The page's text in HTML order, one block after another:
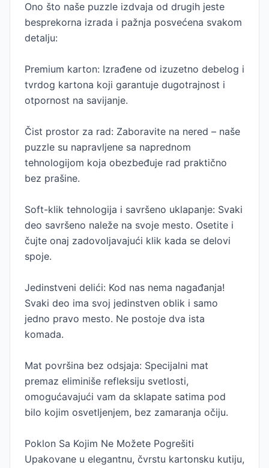
Ono što naše puzzle izdvaja od drugih jeste
besprekorna izrada i pažnja posvećena svakom
detalju:
Premium karton: Izrađene od izuzetno debelog i
tvrdog kartona koji garantuje dugotrajnost i
otpornost na savijanje.
Čist prostor za rad: Zaboravite na nered – naše
puzzle su napravljene sa naprednom
tehnologijom koja obezbeđuje rad praktično
bez prašine.
Soft-klik tehnologija i savršeno uklapanje: Svaki
deo savršeno naleže na svoje mesto. Osetite i
čujte onaj zadovoljavajući klik kada se delovi
spoje.
Jedinstveni delići: Kod nas nema nagađanja!
Svaki deo ima svoj jedinstven oblik i samo
jedno pravo mesto. Ne postoje dva ista
komada.
Mat površina bez odsjaja: Specijalni mat
premaz eliminiše refleksiju svetlosti,
omogućavajući vam da sklapate satima pod
bilo kojim osvetljenjem, bez zamaranja očiju.
Poklon Sa Kojim Ne Možete Pogrešiti
Upakovane u elegantnu, čvrstu kartonsku kutiju,